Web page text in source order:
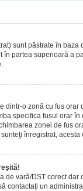
sunt păstrate în baza
partea superioară a
dintr-o zonă cu fus orar
specifica fusul orar
zonei de fus
înregistrat, acesta
de vară/DST corect
contactaţi un